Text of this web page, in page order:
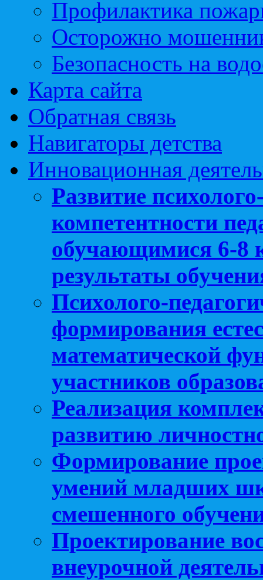
Профилактика
Осторожно
Безопасность на
Карта сайта
Обратная связь
Навигаторы детства
Инновационная
Развитие
компетентности
обучающимися 6-8
результаты
Психолого-
формирования
математической
участников
Реализация
развитию
Формирование
умений младших
смешенного
Проектирование
внеурочной